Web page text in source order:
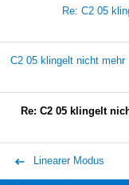
Re: C2 05
C2 05 klingelt nicht mehr
Re: C2 05 klingelt
Linearer Modus